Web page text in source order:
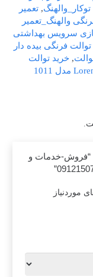
, تعمیر
والهنگ_تعمیر
سرویس بهداشتی
توالت فرنگی بیده دار
, خرید توالت
“فروش-خدمات و
موردنیاز